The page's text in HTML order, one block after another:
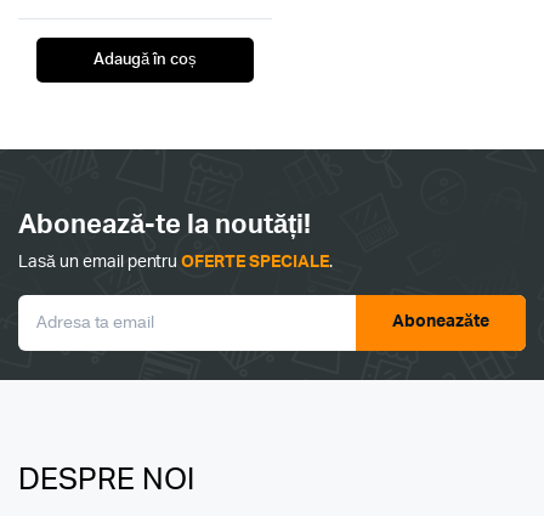
Adaugă în coș
Abonează-te la noutăți!
Lasă un email pentruOFERTE SPECIALE.
Aboneazăte
DESPRE NOI